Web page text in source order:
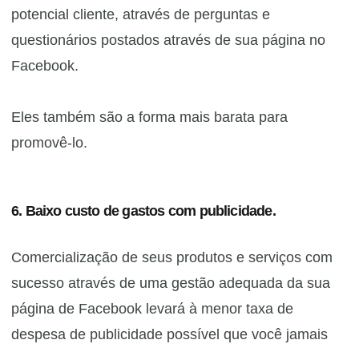
potencial cliente, através de perguntas e
questionários postados através de sua página no
Facebook.
Eles também são a forma mais barata para
promovê-lo.
6. Baixo custo de gastos com publicidade.
Comercialização de seus produtos e serviços com
sucesso através de uma gestão adequada da sua
página de Facebook levará à menor taxa de
despesa de publicidade possível que você jamais